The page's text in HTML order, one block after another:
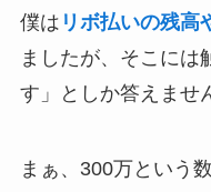
僕は リボ払いの残高
ましたが、そこには
す」としか答えませ
まぁ、300万という